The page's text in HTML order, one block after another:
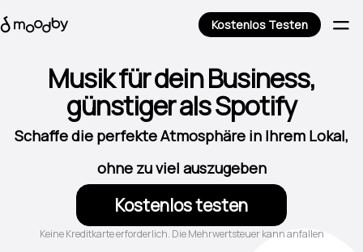
Kostenlos Testen
Musik für dein Business,
günstiger als Spotify
Schaffe die perfekte Atmosphäre in Ihrem Lokal,
ohne zu viel auszugeben
Kostenlos testen
Keine Kreditkarte erforderlich. Die Mehrwertsteuer kann anfallen